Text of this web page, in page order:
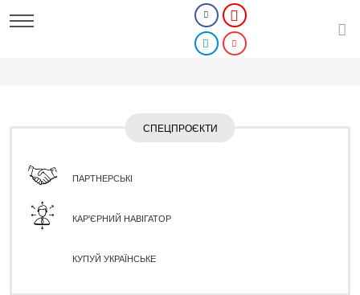
СПЕЦПРОЄКТИ
ПАРТНЕРСЬКІ
КАР'ЄРНИЙ НАВІГАТОР
КУПУЙ УКРАЇНСЬКЕ